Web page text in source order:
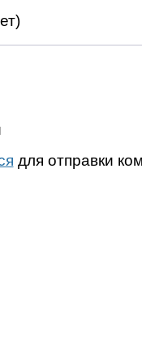
для отправки